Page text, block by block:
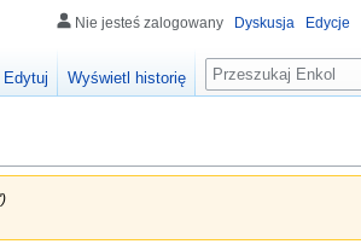
Nie jesteś zalogowany Dyskusja Edycje
Edytuj Wyświetl historię
Szukaj